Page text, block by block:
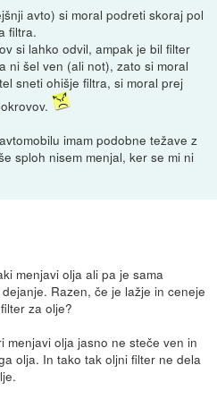
avto) si moral podreti skoraj pol
filtra.
si lahko odvil, ampak je bil filter
ni šel ven (ali not), zato si moral
sneti ohišje filtra, si moral prej
imam podobne težave z
sploh nisem menjal, ker se mi ni
menjavi olja ali pa je sama
Razen, če je lažje in ceneje
za olje?
menjavi olja jasno ne steče ven in
olja. In tako tak oljni filter ne dela